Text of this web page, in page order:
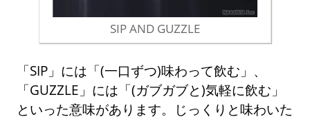
SIP AND GUZZLE
「SIP」には「(一口ずつ)味わって飲む」、
「GUZZLE」には「(ガブガブと)気軽に飲む」
といった意味があります。じっくりと味わいた